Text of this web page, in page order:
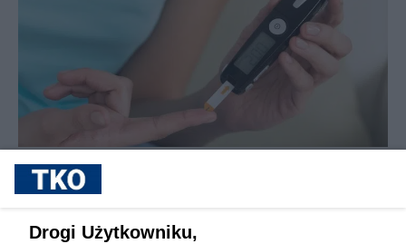
sponsorowane
Cukrzyca – cicha epidemia, która
możliwości leczenia i rosnąca rola
Drogi Użytkowniku,